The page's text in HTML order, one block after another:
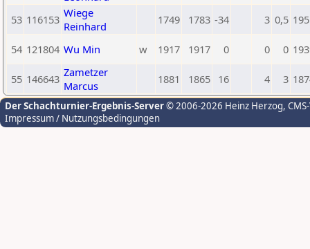
53 116153 Wiege
Reinhard
1749 1783 -34 3 0,5
54 121804 Wu Min w 1917 1917 0 0 0
55 146643 Zametzer
Marcus
1881 1865 16 4 3
Der Schachturnier-Ergebnis-Server© 2006-2026 Heinz Herzog,
Impressum / Nutzungsbedingungen